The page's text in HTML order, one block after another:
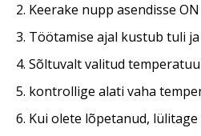
2. Keerake nupp asendisse
3. Töötamise ajal kustub tuli
4. Sõltuvalt valitud
5. kontrollige alati vaha
6. Kui olete lõpetanud,